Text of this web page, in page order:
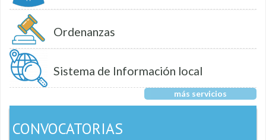
Ordenanzas
Sistema de Información local
más servicios
CONVOCATORIAS